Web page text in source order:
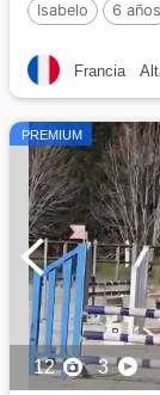
Isabelo
6 años
Francia
PREMIUM
12 3